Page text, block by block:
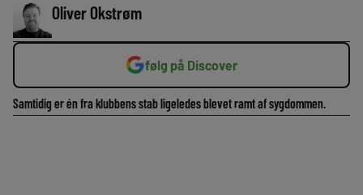
Oliver Okstrøm
følg på Discover
Samtidig er én fra klubbens stab ligeledes blevet ramt af sygdommen.